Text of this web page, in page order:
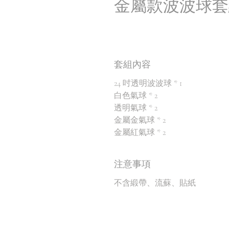
金屬款波波球
套組內容
24 吋透明波波球 * 1
白色氣球 * 2
透明氣球 * 2
金屬金氣球 * 2
金屬紅氣球 * 2
注意事項
不含緞帶、流蘇、貼紙